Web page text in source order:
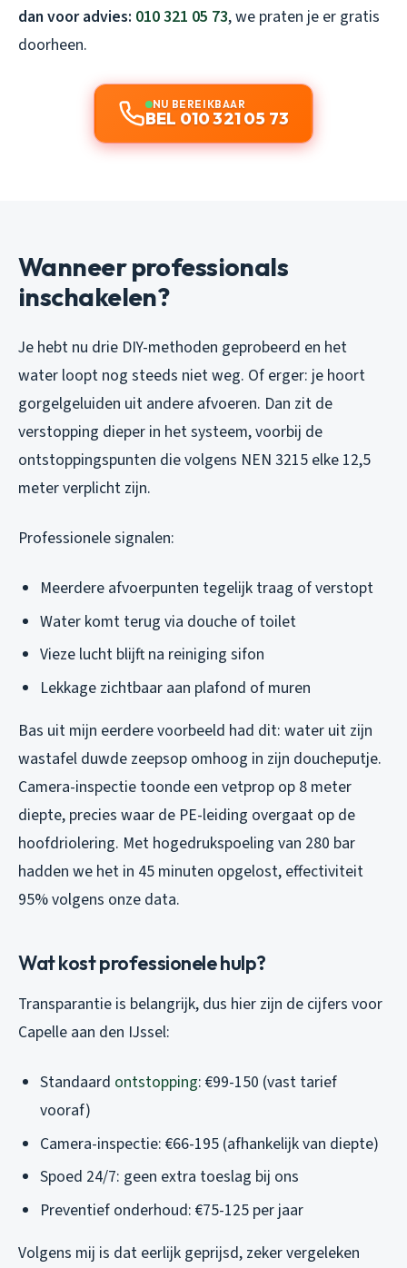
dan voor advies: 010 321 05 73, we praten je er gratis
doorheen.
NU BEREIKBAAR
BEL 010 321 05 73
Wanneer professionals
inschakelen?
Je hebt nu drie DIY-methoden geprobeerd en het
water loopt nog steeds niet weg. Of erger: je hoort
gorgelgeluiden uit andere afvoeren. Dan zit de
verstopping dieper in het systeem, voorbij de
ontstoppingspunten die volgens NEN 3215 elke 12,5
meter verplicht zijn.
Professionele signalen:
Meerdere afvoerpunten tegelijk traag of verstopt
Water komt terug via douche of toilet
Vieze lucht blijft na reiniging sifon
Lekkage zichtbaar aan plafond of muren
Bas uit mijn eerdere voorbeeld had dit: water uit zijn
wastafel duwde zeepsop omhoog in zijn doucheputje.
Camera-inspectie toonde een vetprop op 8 meter
diepte, precies waar de PE-leiding overgaat op de
hoofdriolering. Met hogedrukspoeling van 280 bar
hadden we het in 45 minuten opgelost, effectiviteit
95% volgens onze data.
Wat kost professionele hulp?
Transparantie is belangrijk, dus hier zijn de cijfers voor
Capelle aan den IJssel:
Standaard ontstopping: €99-150 (vast tarief
vooraf)
Camera-inspectie: €66-195 (afhankelijk van diepte)
Spoed 24/7: geen extra toeslag bij ons
Preventief onderhoud: €75-125 per jaar
Volgens mij is dat eerlijk geprijsd, zeker vergeleken